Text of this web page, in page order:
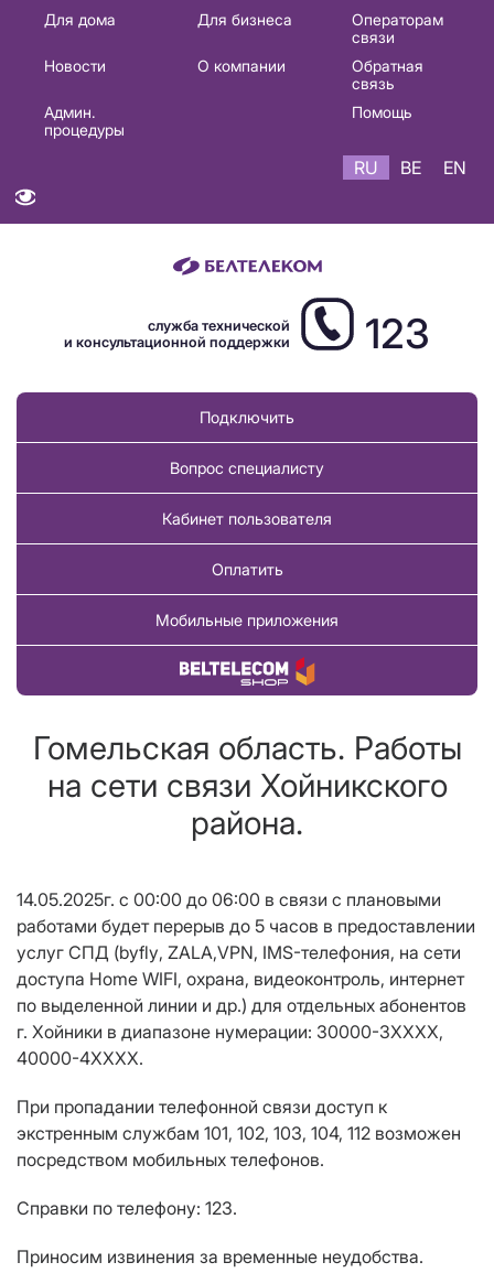
Основная
навигация
Для дома Для бизнеса
Операторам
связи
Новости
О компании
Обратная
связь
Админ.
процедуры
Помощь
RU BE EN
служба технической
и консультационной поддержки
123
Подключить
Вопрос специалисту
Кабинет пользователя
Оплатить
Мобильные приложения
Купить товар
Гомельская область. Работы
на сети связи Хойникского
района.
14.05.2025г. с 00:00 до 06:00 в связи с плановыми
работами будет перерыв до 5 часов в предоставлении
услуг СПД (byfly, ZALA,VPN, IMS-телефония, на сети
доступа Home WIFI, охрана, видеоконтроль, интернет
по выделенной линии и др.) для отдельных абонентов
г. Хойники в диапазоне нумерации: 30000-3ХХХХ,
40000-4ХХХХ.
При пропадании телефонной связи доступ к
экстренным службам 101, 102, 103, 104, 112 возможен
посредством мобильных телефонов.
Справки по телефону: 123.
Приносим извинения за временные неудобства.